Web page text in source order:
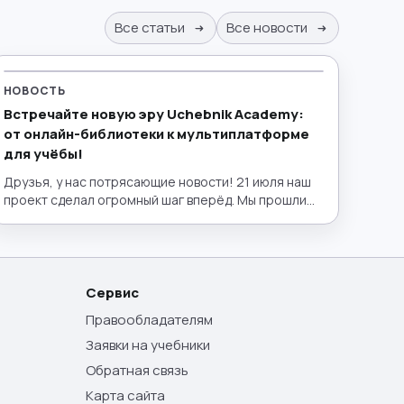
Все статьи Все новости
НОВОСТЬ
Встречайте новую эру Uchebnik Academy:
от онлайн-библиотеки к мультиплатформе
для учёбы!
Друзья, у нас потрясающие новости! 21 июля наш
проект сделал огромный шаг вперёд. Мы прошли
запустив полный интерактивный функционал!
место, где можно бесплатно найти нужный учебник
лаборатория и интерактивный класс в одном окне.
Сервис
Правообладателям
Заявки на учебники
Обратная связь
Карта сайта